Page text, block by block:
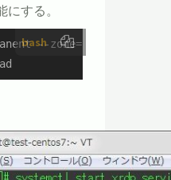
する。
bash--zone=public --add-